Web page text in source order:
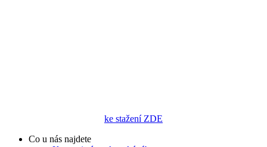
ke stažení ZDE
Co u nás najdete